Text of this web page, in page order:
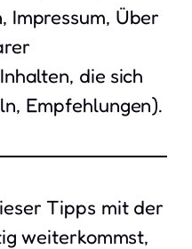
Impressum, Über
die sich
Empfehlungen).
Tipps mit der
weiterkommst,